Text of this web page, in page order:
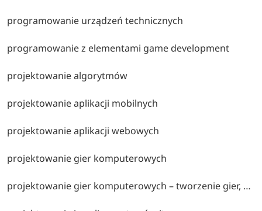
programowanie urządzeń technicznych
programowanie z elementami game development
projektowanie algorytmów
projektowanie aplikacji mobilnych
projektowanie aplikacji webowych
projektowanie gier komputerowych
projektowanie gier komputerowych – tworzenie gier, projektowanie mechanik rozgrywki, grafika i programowanie silników gier.